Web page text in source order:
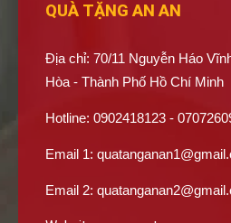
QUÀ TẶNG AN AN
Địa chỉ: 70/11 Nguyễn Háo
Hòa - Thành Phố Hồ Chí Minh
Hotline: 0902418123 -
Email 1:
Email 2: